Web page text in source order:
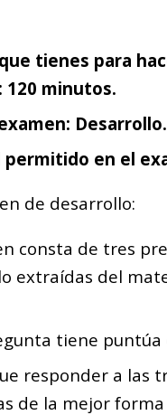
tienes para
120 minutos.
Desarrollo.
en el
de desarrollo:
consta de tres
extraídas del
tiene puntúa
responder a las
de la mejor forma